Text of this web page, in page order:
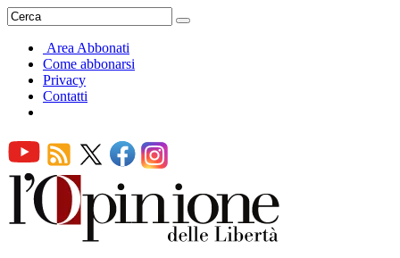
Area Abbonati
Come abbonarsi
Privacy
Contatti